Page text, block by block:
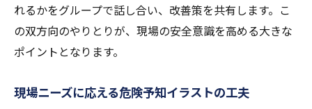
れるかをグループで話し合い、改善策を共有します。こ
の双方向のやりとりが、現場の安全意識を高める大きな
ポイントとなります。
現場ニーズに応える危険予知イラストの工夫